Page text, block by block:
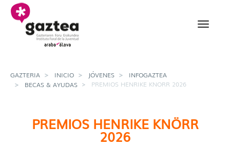
Saltar al contenido principal
Premios Henrike
GAZTERIA INICIO JÓVENES
INFOGAZTEA
BECAS & AYUDAS
PREMIOS HENRIKE KNORR 2026
PREMIOS HENRIKE KNÖRR
2026